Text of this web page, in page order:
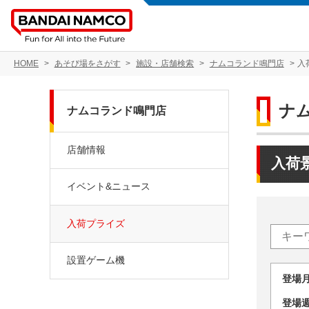
HOME あそび場をさがす 施設・店舗検索 ナムコランド鳴門店 入
ナ
入荷
登
登
ナムコランド鳴門店
店舗情報
イベント&ニュース
入荷プライズ
設置ゲーム機